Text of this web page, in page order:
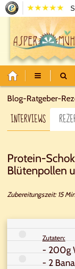
Blog-Ratgeber-
INTERVIEWS
Protein-
Blütenpollen
Zubereitungszeit: 15
Zutaten:
- 200g
- 2